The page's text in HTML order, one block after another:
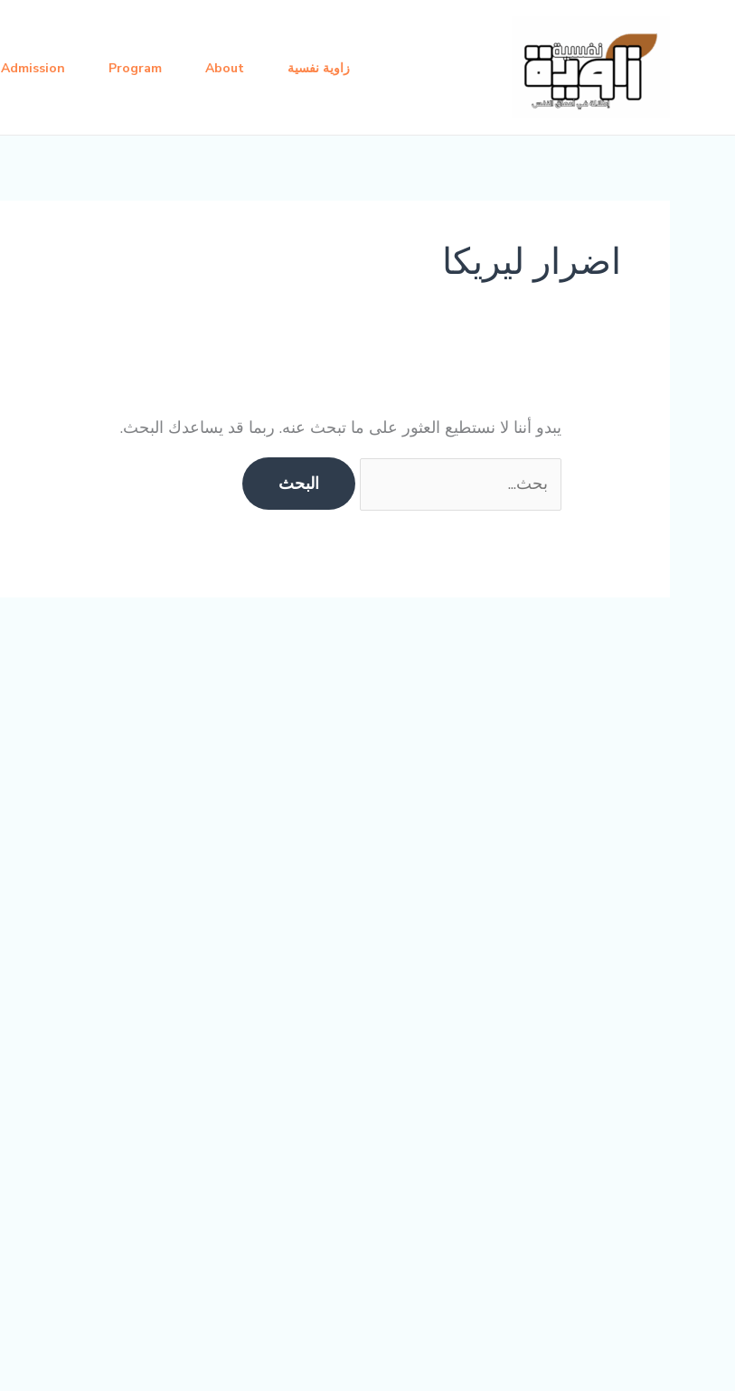
زاوية نفسية About
Program
Admission
اضرار ليريكا
يبدو أننا لا نستطيع العثور على ما تبحث عنه. ربما قد يساعدك البحث.
عن: